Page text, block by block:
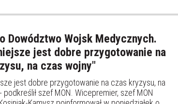
Dowództwo Wojsk Medycznych.
jest dobre przygotowanie na
na czas wojny"
jest dobre przygotowanie na czas kryzysu, na
podkreślił szef MON. Wicepremier, szef MON